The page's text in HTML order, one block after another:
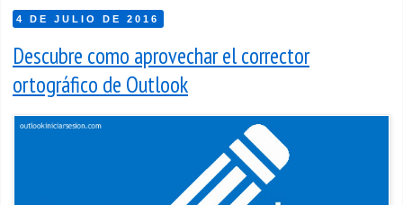
4 DE JULIO DE 2016
Descubre como aprovechar el corrector
ortográfico de Outlook